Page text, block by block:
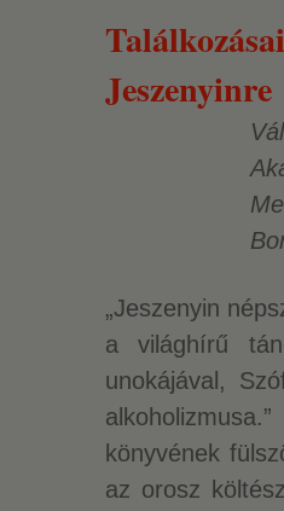
Jeszenyinre
„Jeszenyin
a világhírű
unokájával,
könyvének
az orosz